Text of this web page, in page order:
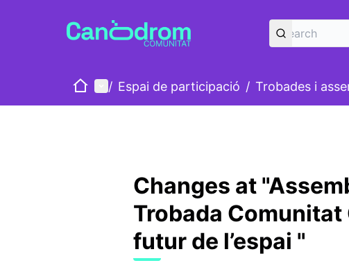
HomeMain menu
/ Espai de participació / Trobades i
Changes at
Trobada
futur de l’espai "